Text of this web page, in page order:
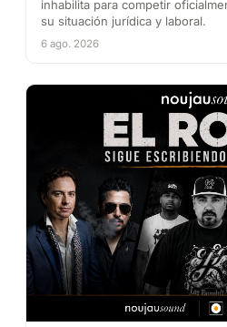
inhabilita para competir
su situación jurídica y laboral.
6 ago. 2026